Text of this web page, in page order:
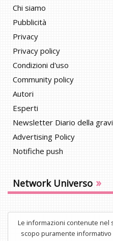
Chi siamo
Pubblicità
Privacy
Privacy policy
Condizioni d'uso
Community policy
Autori
Esperti
Newsletter Diario della
Advertising Policy
Notifiche push
Network Universo »
Le informazioni contenute nel
scopo puramente